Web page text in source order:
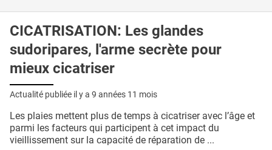
CICATRISATION: Les glandes
sudoripares, l'arme secrète pour
mieux cicatriser
Actualité publiée il y a 9 années 11 mois
Les plaies mettent plus de temps à cicatriser avec l’âge et
parmi les facteurs qui participent à cet impact du
vieillissement sur la capacité de réparation de ...